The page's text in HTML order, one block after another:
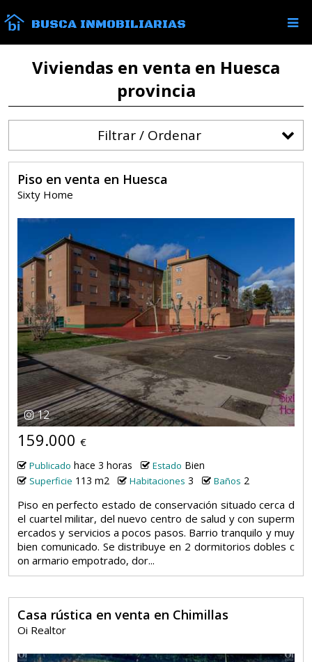
BUSCA INMOBILIARIAS
Viviendas en venta en Huesca
provincia
Filtrar / Ordenar
Piso en venta en Huesca
Sixty Home
12
159.000 €
Publicado hace 3 horas Estado Bien
Superficie 113 m2 Habitaciones 3 Baños 2
Piso en perfecto estado de conservación situado cerca d
el cuartel militar, del nuevo centro de salud y con superm
ercados y servicios a pocos pasos. Barrio tranquilo y muy
bien comunicado. Se distribuye en 2 dormitorios dobles c
on armario empotrado, dor...
Casa rústica en venta en Chimillas
Oi Realtor